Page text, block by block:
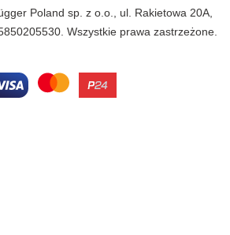
Poland sp. z o.o., ul. Rakietowa 20A,
Wszystkie prawa zastrzeżone.